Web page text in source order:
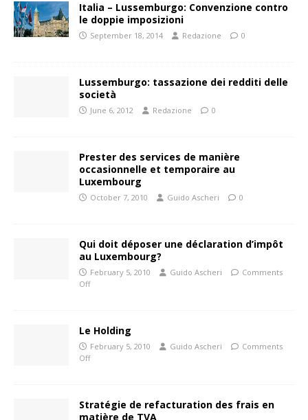
Italia – Lussemburgo: Convenzione contro
le doppie imposizioni
September 18, 2014 Redazione 0
Lussemburgo: tassazione dei redditi delle
società
June 6, 2012 Redazione 0
Prester des services de manière
occasionnelle et temporaire au
Luxembourg
October 7, 2010 Guido Ascheri 0
Qui doit déposer une déclaration d’impôt
au Luxembourg?
February 5, 2010 Guido Ascheri
Comments
Off
Le Holding
February 5, 2010 Guido Ascheri
Comments
Off
Stratégie de refacturation des frais en
matière de TVA